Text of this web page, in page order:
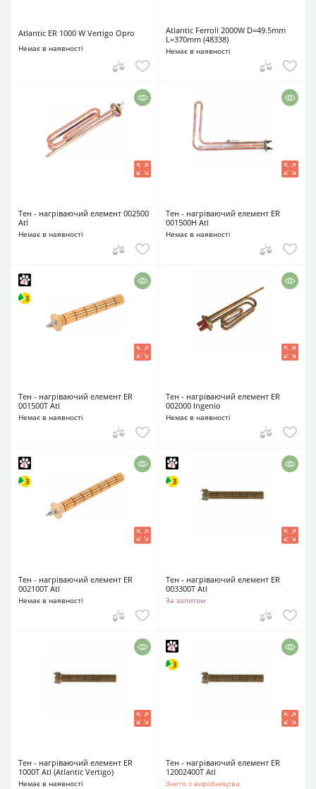
Atlantic ER 1000 W Vertigo Opro
Немає в наявності
Atlantic Ferroli 2000W D=49.5mm
L=370mm (48338)
Немає в наявності
Тен - нагріваючий елемент 002500
Atl
Немає в наявності
Тен - нагріваючий елемент ER
001500H Atl
Немає в наявності
Тен - нагріваючий елемент ER
001500T Atl
Немає в наявності
Тен - нагріваючий елемент ER
002000 Ingenio
Немає в наявності
Тен - нагріваючий елемент ER
002100T Atl
Немає в наявності
Тен - нагріваючий елемент ER
003300T Atl
За запитом
Тен - нагріваючий елемент ER
1000T Atl (Atlantic Vertigo)
Немає в наявності
Тен - нагріваючий елемент ER
12002400T Atl
Знято з виробництва